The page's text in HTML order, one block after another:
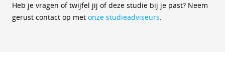
Heb je vragen of twijfel jij of deze studie bij je past? Neem
gerust contact op met onze studieadviseurs.